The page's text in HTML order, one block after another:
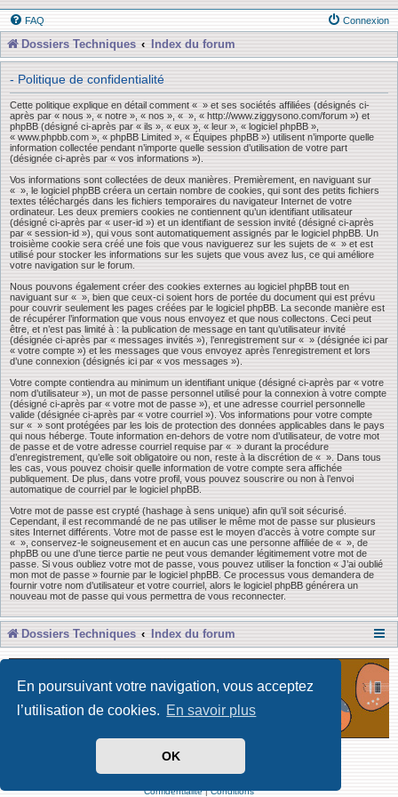
En poursuivant votre navigation, vous acceptez
l’utilisation de cookies. En savoir plus
OK
FAQ Connexion
Dossiers Techniques Index du forum
- Politique de confidentialité
Cette politique explique en détail comment « » et ses sociétés affiliées (désignés ci-
après par « nous », « notre », « nos », « », « http://www.ziggysono.com/forum ») et
phpBB (désigné ci-après par « ils », « eux », « leur », « logiciel phpBB »,
« www.phpbb.com », « phpBB Limited », « Équipes phpBB ») utilisent n’importe quelle
information collectée pendant n’importe quelle session d’utilisation de votre part
(désignée ci-après par « vos informations »).
Vos informations sont collectées de deux manières. Premièrement, en naviguant sur
« », le logiciel phpBB créera un certain nombre de cookies, qui sont des petits fichiers
textes téléchargés dans les fichiers temporaires du navigateur Internet de votre
ordinateur. Les deux premiers cookies ne contiennent qu’un identifiant utilisateur
(désigné ci-après par « user-id ») et un identifiant de session invité (désigné ci-après
par « session-id »), qui vous sont automatiquement assignés par le logiciel phpBB. Un
troisième cookie sera créé une fois que vous naviguerez sur les sujets de « » et est
utilisé pour stocker les informations sur les sujets que vous avez lus, ce qui améliore
votre navigation sur le forum.
Nous pouvons également créer des cookies externes au logiciel phpBB tout en
naviguant sur « », bien que ceux-ci soient hors de portée du document qui est prévu
pour couvrir seulement les pages créées par le logiciel phpBB. La seconde manière est
de récupérer l’information que vous nous envoyez et que nous collectons. Ceci peut
être, et n’est pas limité à : la publication de message en tant qu’utilisateur invité
(désignée ci-après par « messages invités »), l’enregistrement sur « » (désignée ici par
« votre compte ») et les messages que vous envoyez après l’enregistrement et lors
d’une connexion (désignés ici par « vos messages »).
Votre compte contiendra au minimum un identifiant unique (désigné ci-après par « votre
nom d’utilisateur »), un mot de passe personnel utilisé pour la connexion à votre compte
(désigné ci-après par « votre mot de passe »), et une adresse courriel personnelle
valide (désignée ci-après par « votre courriel »). Vos informations pour votre compte
sur « » sont protégées par les lois de protection des données applicables dans le pays
qui nous héberge. Toute information en-dehors de votre nom d’utilisateur, de votre mot
de passe et de votre adresse courriel requise par « » durant la procédure
d’enregistrement, qu’elle soit obligatoire ou non, reste à la discrétion de « ». Dans tous
les cas, vous pouvez choisir quelle information de votre compte sera affichée
publiquement. De plus, dans votre profil, vous pouvez souscrire ou non à l’envoi
automatique de courriel par le logiciel phpBB.
Votre mot de passe est crypté (hashage à sens unique) afin qu’il soit sécurisé.
Cependant, il est recommandé de ne pas utiliser le même mot de passe sur plusieurs
sites Internet différents. Votre mot de passe est le moyen d’accès à votre compte sur
« », conservez-le soigneusement et en aucun cas une personne affiliée de « », de
phpBB ou une d’une tierce partie ne peut vous demander légitimement votre mot de
passe. Si vous oubliez votre mot de passe, vous pouvez utiliser la fonction « J’ai oublié
mon mot de passe » fournie par le logiciel phpBB. Ce processus vous demandera de
fournir votre nom d’utilisateur et votre courriel, alors le logiciel phpBB générera un
nouveau mot de passe qui vous permettra de vous reconnecter.
Dossiers Techniques Index du forum
Développé par Forum Software © phpBB Limited
Traduit par phpBB-fr
Confidentialité|Conditions